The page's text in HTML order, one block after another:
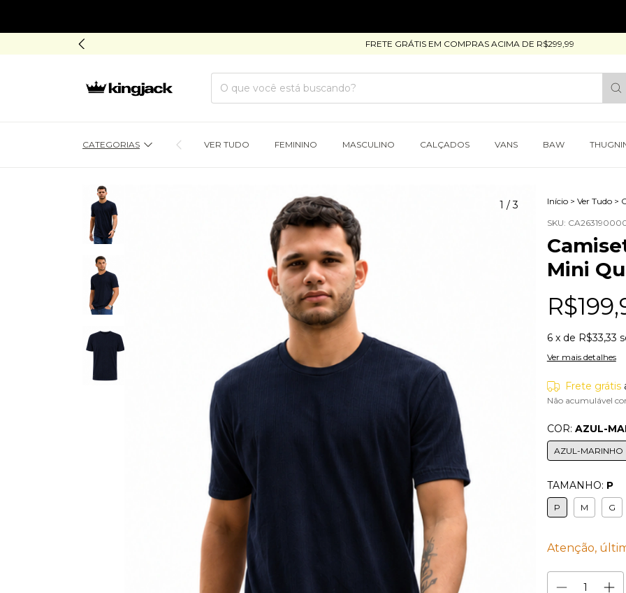
FRETE GRÁTIS EM COMPRAS ACIMA DE R$299,99
CATEGORIAS VER TUDO FEMININO MASCULINO CALÇADOS VANS BAW
1 /3 Início > Ver Tudo >
SKU:
Mini
6 x de R$33,33
Ver mais detalhes
Frete grátis
Não acumulável
COR: AZUL-
AZUL-MARINHO
TAMANHO: P
P M G
Atenção,